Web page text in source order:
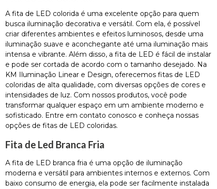
A fita de LED colorida é uma excelente opção para quem
busca iluminação decorativa e versátil. Com ela, é possível
criar diferentes ambientes e efeitos luminosos, desde uma
iluminação suave e aconchegante até uma iluminação mais
intensa e vibrante. Além disso, a fita de LED é fácil de instalar
e pode ser cortada de acordo com o tamanho desejado. Na
KM Iluminação Linear e Design, oferecemos fitas de LED
coloridas de alta qualidade, com diversas opções de cores e
intensidades de luz. Com nossos produtos, você pode
transformar qualquer espaço em um ambiente moderno e
sofisticado. Entre em contato conosco e conheça nossas
opções de fitas de LED coloridas.
Fita de Led Branca Fria
A fita de LED branca fria é uma opção de iluminação
moderna e versátil para ambientes internos e externos. Com
baixo consumo de energia, ela pode ser facilmente instalada